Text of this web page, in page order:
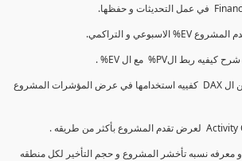
5- شرح معادلات متقدمه من ال DAX كفييه استخدامها في عرض المؤشرات المشروع
7- تحليل Trend Analysis و معرفه نسبه تأخشر المشروع و حجم التأخير لكل منطقه